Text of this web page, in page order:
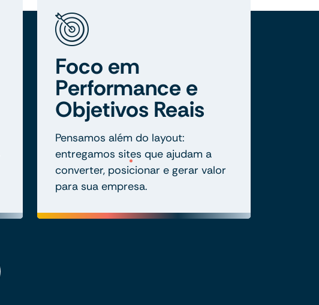
Foco em
Performance e
Objetivos Reais
Pensamos além do layout:
entregamos sites que ajudam a
converter, posicionar e gerar valor
para sua empresa.